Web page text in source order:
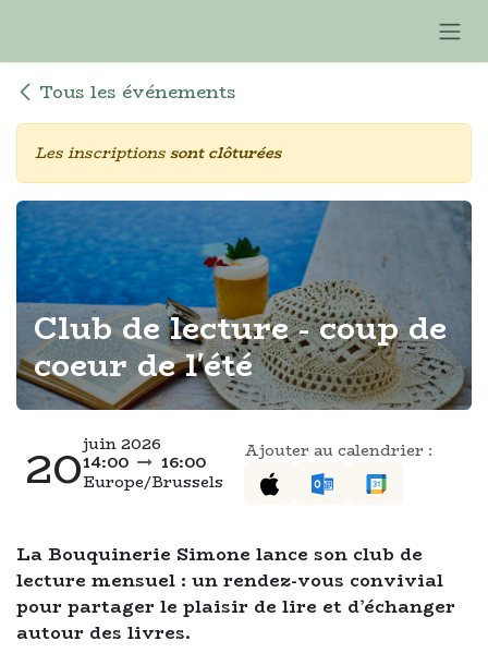
Tous les événements
Les inscriptionssont clôturées
Club de lecture - coup de
coeur de l'été
20juin 2026
14:00
16:00
Europe/Brussels
Ajouter au calendrier :
La Bouquinerie Simone lance son club de
lecture mensuel : un rendez-vous convivial
pour partager le plaisir de lire et d’échanger
autour des livres.